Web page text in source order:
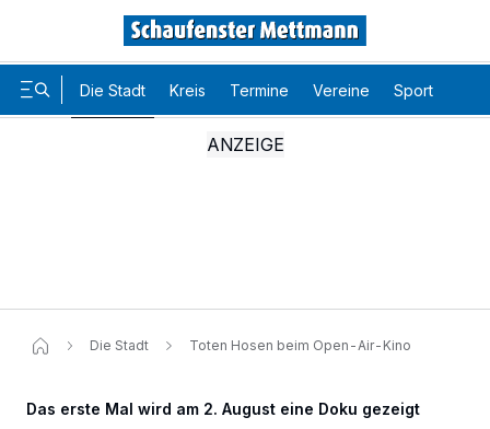
Die Stadt Kreis Termine Vereine Sport
Die Stadt Toten Hosen beim Open-Air-Kino
Das erste Mal wird am 2. August eine Doku gezeigt